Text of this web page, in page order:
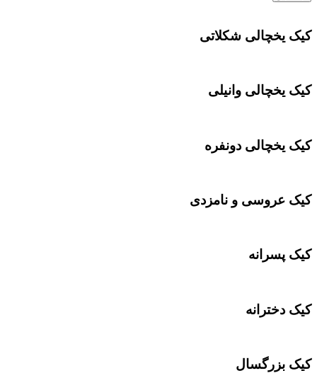
کیک یخچالی شکلاتی
کیک یخچالی وانیلی
کیک یخچالی دونفره
کیک عروسی و نامزدی
کیک پسرانه
کیک دخترانه
کیک بزرگسال